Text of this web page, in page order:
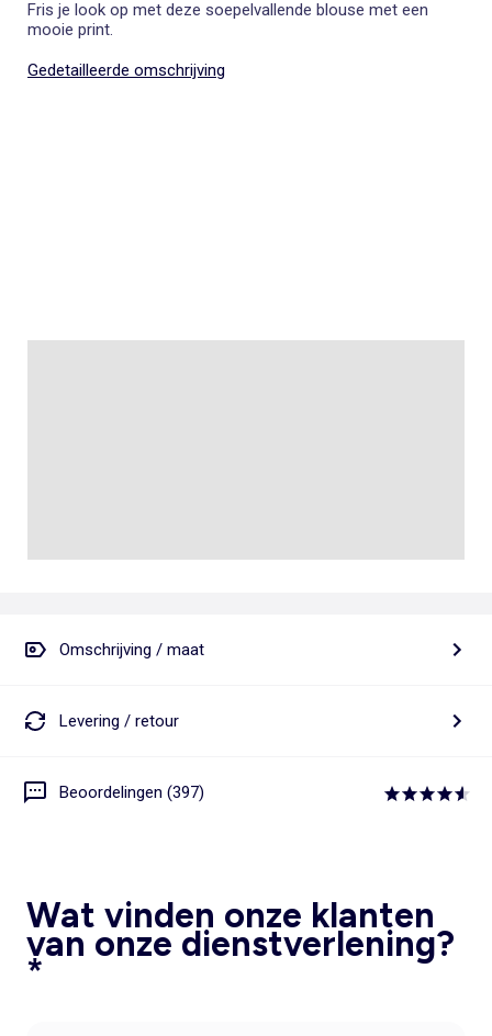
Fris je look op met deze soepelvallende blouse met een
mooie print.
Gedetailleerde omschrijving
Omschrijving / maat
Levering / retour
Beoordelingen (397)
Wat vinden onze klanten
van onze dienstverlening?
*